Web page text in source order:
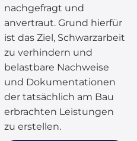
nachgefragt und
anvertraut. Grund hierfür
ist das Ziel, Schwarzarbeit
zu verhindern und
belastbare Nachweise
und Dokumentationen
der tatsächlich am Bau
erbrachten Leistungen
zu erstellen.